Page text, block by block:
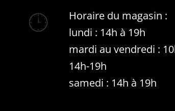
Horaire du magasin :
lundi : 14h à 19h
mardi au vendredi :
14h-19h
samedi : 14h à 19h